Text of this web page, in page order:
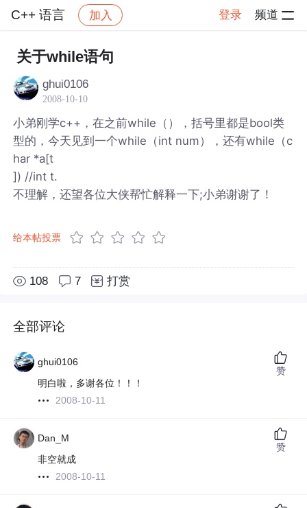
C++ 语言 加入 登录 频道
社区 C++ 语言
关于while语句
ghui0106
2008-10-10
小弟刚学c++，在之前while（），括号里都是bool类
型的，今天见到一个while（int num），还有while（c
har *a[t
]) //int t.
不理解，还望各位大侠帮忙解释一下;小弟谢谢了！
给本帖投票
108 7 打赏
全部评论
ghui0106
明白啦，多谢各位！！！
2008-10-11
赞
Dan_M
非空就成
2008-10-11
赞